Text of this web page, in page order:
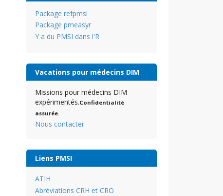
Package refpmsi
Package pmeasyr
Y a du PMSI dans l'R
Vacations pour médecins DIM
Missions pour médecins DIM
expérimentés.Confidentialité
assurée.
Nous contacter
Liens PMSI
ATIH
Abréviations CRH et CRO